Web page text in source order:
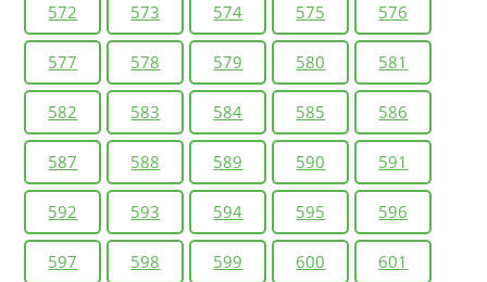
572 573 574 575 576
577 578 579 580 581
582 583 584 585 586
587 588 589 590 591
592 593 594 595 596
597 598 599 600 601